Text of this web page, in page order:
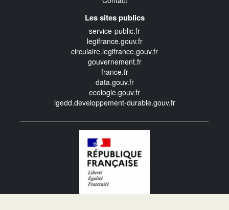
Les sites publics
service-public.fr
legifrance.gouv.fr
circulaire.legifrance.gouv.fr
gouvernement.fr
france.fr
data.gouv.fr
ecologie.gouv.fr
igedd.developpement-durable.gouv.fr